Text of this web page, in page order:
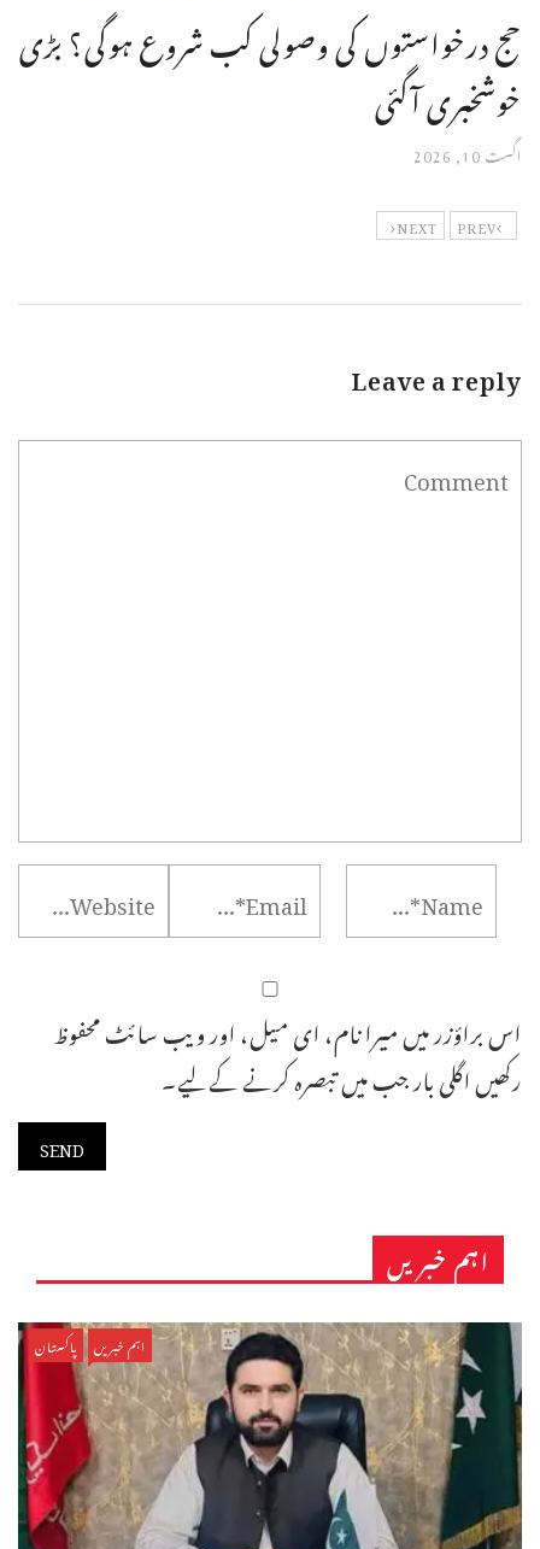
حج درخواستوں کی وصولی کب شروع ہوگی؟ بڑی
خوشخبری آگئی
اگست 10, 2026
PREV
NEXT
Leave a reply
اس براؤزر میں میرا نام، ای میل، اور ویب سائٹ محفوظ
رکھیں اگلی بار جب میں تبصرہ کرنے کےلیے۔
اہم خبریں
اہم خبریں پاکستان